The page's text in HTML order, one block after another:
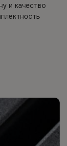
и качество